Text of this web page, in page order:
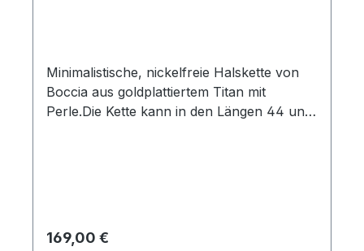
Minimalistische, nickelfreie Halskette von
Boccia aus goldplattiertem Titan mit
Perle.Die Kette kann in den Längen 44 und
Regulärer Preis:
169,00 €